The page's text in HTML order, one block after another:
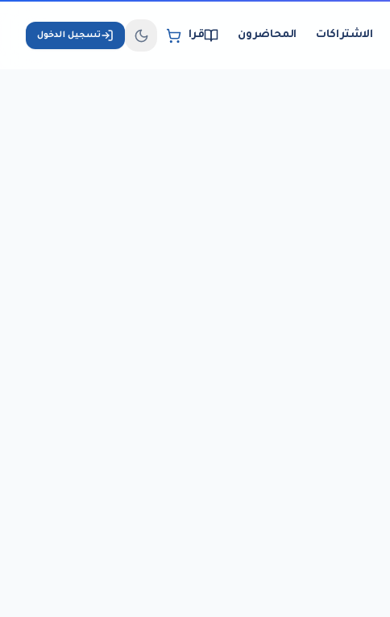
الاشتراكات المحاضرون قراءة الكتب الإلكترونيةتسجيل الدخول